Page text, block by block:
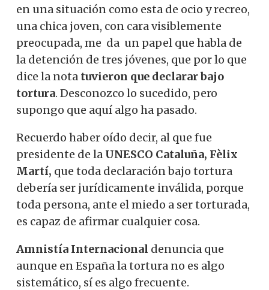
en una situación como esta de ocio y recreo,
una chica joven, con cara visiblemente
preocupada, me da un papel que habla de
la detención de tres jóvenes, que por lo que
dice la nota tuvieron que declarar bajo
tortura. Desconozco lo sucedido, pero
supongo que aquí algo ha pasado.
Recuerdo haber oído decir, al que fue
presidente de la UNESCO Cataluña, Fèlix
Martí, que toda declaración bajo tortura
debería ser jurídicamente inválida, porque
toda persona, ante el miedo a ser torturada,
es capaz de afirmar cualquier cosa.
Amnistía Internacional denuncia que
aunque en España la tortura no es algo
sistemático, sí es algo frecuente.